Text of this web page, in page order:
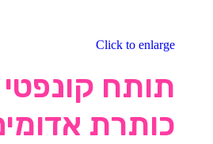
Click to enlarge
תותח קונפטי
כותרת